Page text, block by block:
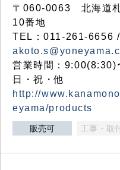
〒060-0063 北海道札
10番地
TEL：011-261-6656
営業時間：9:00(8:30)
日・祝・他
http://
eyama/products
販売可 工事・取